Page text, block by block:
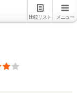
比較リスト メニュー